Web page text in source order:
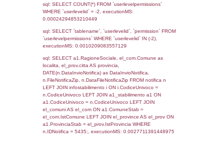
SEZIONE H (pubblico) - DESCRIZIONE
STABILIMENTO E RIEPILOGO SOSTANZE
DI CUI ALL'ALLEGATO 1 DEL DECRETO
DELLA DIRETTIVA 2012/18/UE
SEZIONE L (pubblico) - INFORMAZIONI
INCIDENTALI CON IMPATTO